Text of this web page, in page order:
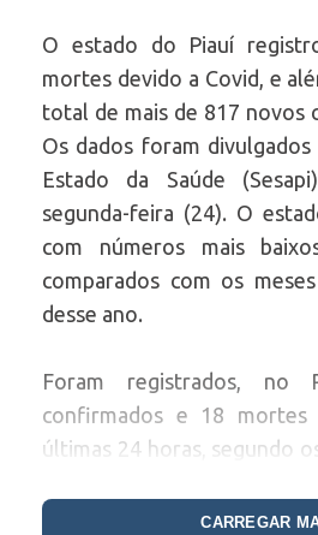
O estado do Piauí
mortes devido a Covid, e
total de mais de 817 novos
Os dados foram
Estado da Saúde
segunda-feira (24). O
com números mais
comparados com os
desse ano.
Foram registrados, no
confirmados e 18 mortes
últimas 24 horas, segundo
desta segunda-feira (24).
CARREGAR